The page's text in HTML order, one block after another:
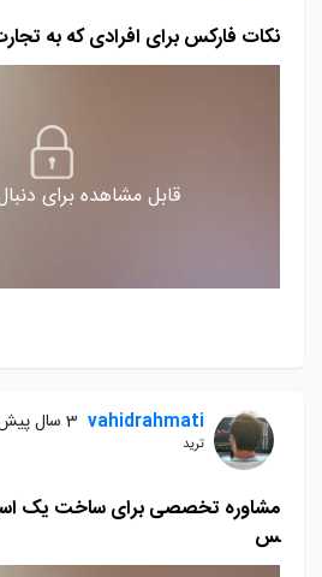
نکات فارکس برای افرادی که به
قابل مشاهده برای
vahidrahmati 3 سال پیش
ترید
مشاوره تخصصی برای ساخت یک
س